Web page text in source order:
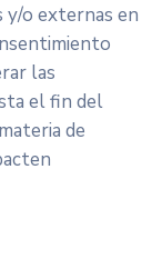
y/o externas en
las
el fin del
de